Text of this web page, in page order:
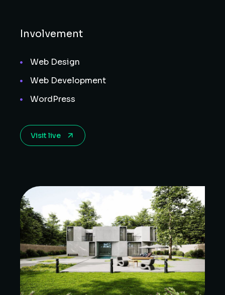
Involvement
Web Design
Web Development
WordPress
Visit live